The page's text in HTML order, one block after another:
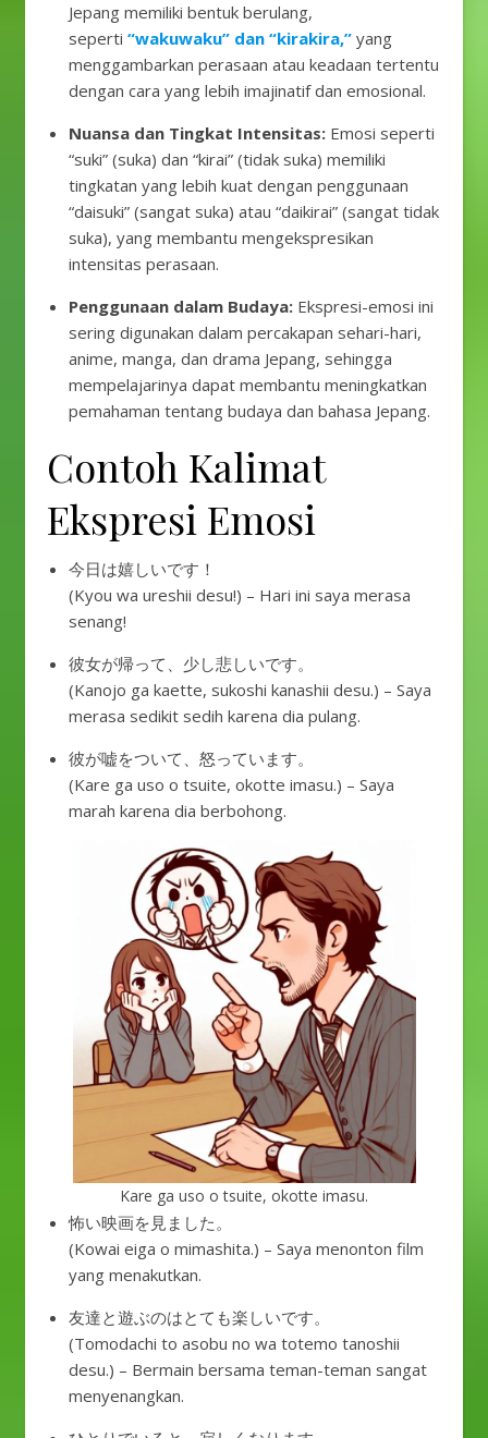
Jepang memiliki bentuk berulang,
seperti “wakuwaku” dan “kirakira,” yang
menggambarkan perasaan atau keadaan tertentu
dengan cara yang lebih imajinatif dan emosional.
Nuansa dan Tingkat Intensitas: Emosi seperti
“suki” (suka) dan “kirai” (tidak suka) memiliki
tingkatan yang lebih kuat dengan penggunaan
“daisuki” (sangat suka) atau “daikirai” (sangat tidak
suka), yang membantu mengekspresikan
intensitas perasaan.
Penggunaan dalam Budaya: Ekspresi-emosi ini
sering digunakan dalam percakapan sehari-hari,
anime, manga, dan drama Jepang, sehingga
mempelajarinya dapat membantu meningkatkan
pemahaman tentang budaya dan bahasa Jepang.
Contoh Kalimat
Ekspresi Emosi
今日は嬉しいです！
(Kyou wa ureshii desu!) – Hari ini saya merasa
senang!
彼女が帰って、少し悲しいです。
(Kanojo ga kaette, sukoshi kanashii desu.) – Saya
merasa sedikit sedih karena dia pulang.
彼が嘘をついて、怒っています。
(Kare ga uso o tsuite, okotte imasu.) – Saya
marah karena dia berbohong.
Kare ga uso o tsuite, okotte imasu.
怖い映画を見ました。
(Kowai eiga o mimashita.) – Saya menonton film
yang menakutkan.
友達と遊ぶのはとても楽しいです。
(Tomodachi to asobu no wa totemo tanoshii
desu.) – Bermain bersama teman-teman sangat
menyenangkan.